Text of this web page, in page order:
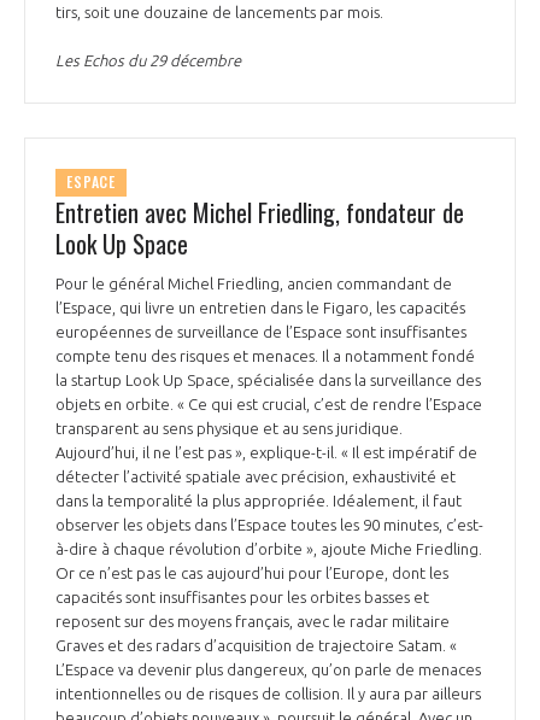
tirs, soit une douzaine de lancements par mois.
Les Echos du 29 décembre
ESPACE
Entretien avec Michel Friedling, fondateur de
Look Up Space
Pour le général Michel Friedling, ancien commandant de
l’Espace, qui livre un entretien dans le Figaro, les capacités
européennes de surveillance de l’Espace sont insuffisantes
compte tenu des risques et menaces. Il a notamment fondé
la startup Look Up Space, spécialisée dans la surveillance des
objets en orbite. « Ce qui est crucial, c’est de rendre l’Espace
transparent au sens physique et au sens juridique.
Aujourd’hui, il ne l’est pas », explique-t-il. « Il est impératif de
détecter l’activité spatiale avec précision, exhaustivité et
dans la temporalité la plus appropriée. Idéalement, il faut
observer les objets dans l’Espace toutes les 90 minutes, c’est-
à-dire à chaque révolution d’orbite », ajoute Miche Friedling.
Or ce n’est pas le cas aujourd’hui pour l’Europe, dont les
capacités sont insuffisantes pour les orbites basses et
reposent sur des moyens français, avec le radar militaire
Graves et des radars d’acquisition de trajectoire Satam. «
L’Espace va devenir plus dangereux, qu’on parle de menaces
intentionnelles ou de risques de collision. Il y aura par ailleurs